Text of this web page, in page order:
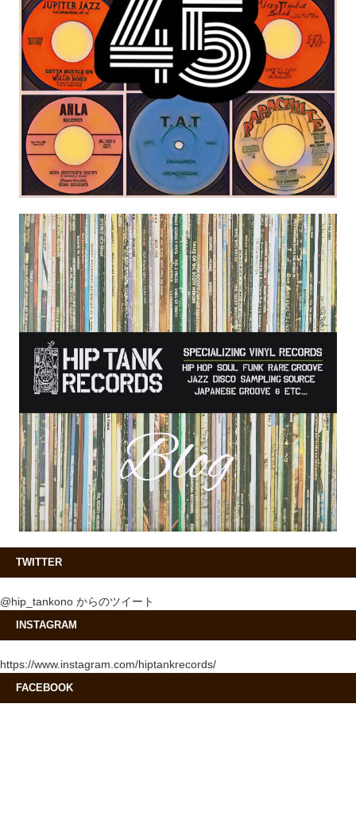
TWITTER
@hip_tankono からのツイート
INSTAGRAM
https://www.instagram.com/hiptankrecords/
FACEBOOK